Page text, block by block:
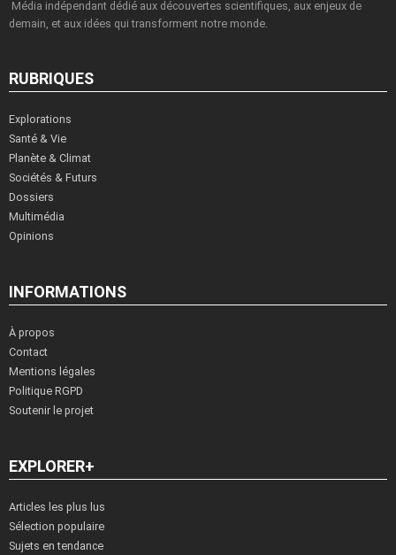
Média indépendant dédié aux découvertes scientifiques, aux enjeux de
demain, et aux idées qui transforment notre monde.
RUBRIQUES
Explorations
Santé & Vie
Planète & Climat
Sociétés & Futurs
Dossiers
Multimédia
Opinions
INFORMATIONS
À propos
Contact
Mentions légales
Politique RGPD
Soutenir le projet
EXPLORER+
Articles les plus lus
Sélection populaire
Sujets en tendance